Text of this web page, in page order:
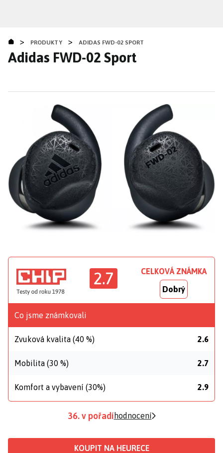
obsahu
> PRODUKTY > ADIDAS FWD-02 SPORT
Adidas FWD-02 Sport
2.7 CELKOVÁ ZNÁMKA
Dobrý
Co jsme známkovali
Zvuková kvalita (40 %) 2.6
Mobilita (30 %) 2.7
Komfort a vybavení (30%) 2.9
36. v pořadí hodnocení
KOUPIT NA HEURECE